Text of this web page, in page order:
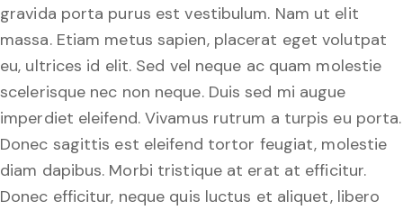
gravida porta purus est vestibulum. Nam ut elit
massa. Etiam metus sapien, placerat eget volutpat
eu, ultrices id elit. Sed vel neque ac quam molestie
scelerisque nec non neque. Duis sed mi augue
imperdiet eleifend. Vivamus rutrum a turpis eu porta.
Donec sagittis est eleifend tortor feugiat, molestie
diam dapibus. Morbi tristique at erat at efficitur.
Donec efficitur, neque quis luctus et aliquet, libero